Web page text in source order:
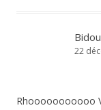
22
Rhooooooooooo